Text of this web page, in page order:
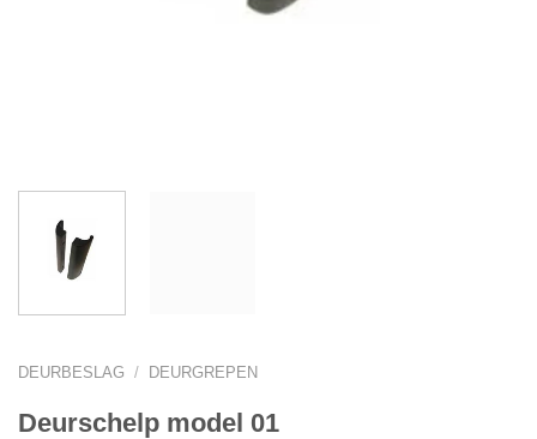
DEURBESLAG / DEURGREPEN
Deurschelp model 01